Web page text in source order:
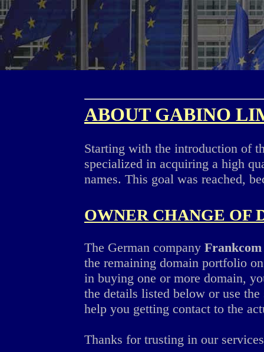
ABOUT GABINO
Starting with the introduction of
specialized in acquiring a high
names. This goal was reached,
OWNER CHANGE OF
The German company
the remaining domain portfolio
in buying one or more domain,
the details listed below or use
help you getting contact to the
Thanks for trusting in our